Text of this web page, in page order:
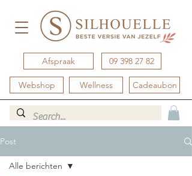
09 398 27 82
Afspraak
Webshop Wellness Cadeaubon
Post
Alle berichten